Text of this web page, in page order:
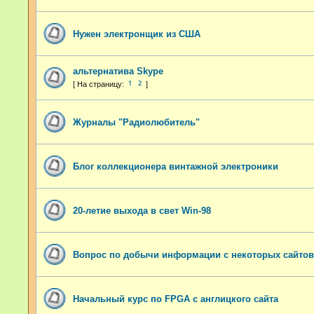
Нужен электронщик из США
альтернатива Skype
1 2
Журналы "Радиолюбитель"
Блог коллекционера винтажной электроники
20-летие выхода в свет Win-98
Вопрос по добычи информации с некоторых
Начальный курс по FPGA с англицкого сайта